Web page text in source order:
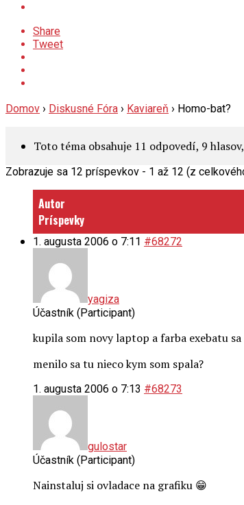
Share
Tweet
Domov › Diskusné Fóra › Kaviareň › Homo-bat?
Toto téma obsahuje 11 odpovedí, 9
Zobrazuje sa 12 príspevkov - 1 až 12 (z
Autor
Príspevky
1. augusta 2006 o 7:11 #68272
yagiza
Účastník (Participant)
kupila som novy laptop a farba exebatu
menilo sa tu nieco kym som spala?
1. augusta 2006 o 7:13 #68273
gulostar
Účastník (Participant)
Nainstaluj si ovladace na grafiku 😁